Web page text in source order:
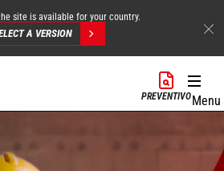
site is available for your country.
A VERSION
PREVENTIVOMenu